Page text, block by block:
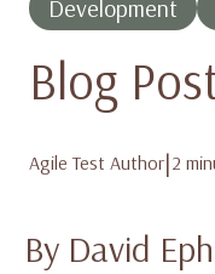
Development
Blog
Agile Test Author|2
By David